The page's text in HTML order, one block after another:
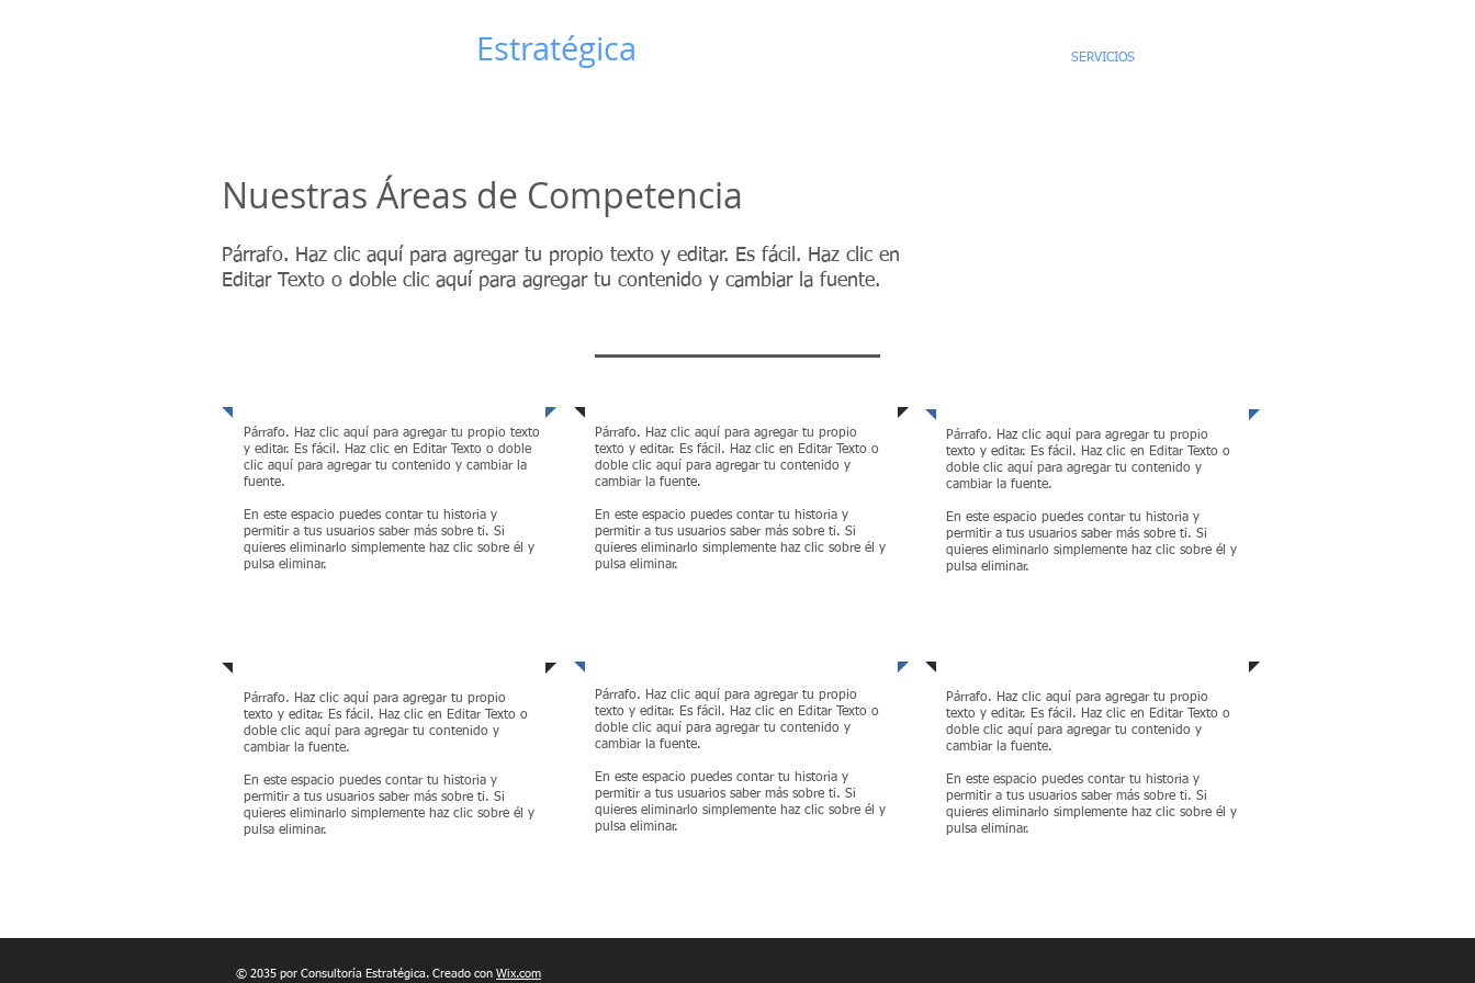
Estratégica SERVICIOS
Nuestras Áreas de Competencia
Párrafo. Haz clic aquí para agregar tu propio texto y editar. Es fácil. Haz clic en
Editar Texto o doble clic aquí para agregar tu contenido y cambiar la fuente.
Párrafo. Haz clic aquí para agregar tu propio texto
y editar. Es fácil. Haz clic en Editar Texto o doble
clic aquí para agregar tu contenido y cambiar la
fuente.
En este espacio puedes contar tu historia y
permitir a tus usuarios saber más sobre ti. Si
quieres eliminarlo simplemente haz clic sobre él y
pulsa eliminar.
Párrafo. Haz clic aquí para agregar tu propio
texto y editar. Es fácil. Haz clic en Editar Texto o
doble clic aquí para agregar tu contenido y
cambiar la fuente.
En este espacio puedes contar tu historia y
permitir a tus usuarios saber más sobre ti. Si
quieres eliminarlo simplemente haz clic sobre él y
pulsa eliminar.
Párrafo. Haz clic aquí para agregar tu propio
texto y editar. Es fácil. Haz clic en Editar Texto o
doble clic aquí para agregar tu contenido y
cambiar la fuente.
En este espacio puedes contar tu historia y
permitir a tus usuarios saber más sobre ti. Si
quieres eliminarlo simplemente haz clic sobre él y
pulsa eliminar.
Párrafo. Haz clic aquí para agregar tu propio
texto y editar. Es fácil. Haz clic en Editar Texto o
doble clic aquí para agregar tu contenido y
cambiar la fuente.
En este espacio puedes contar tu historia y
permitir a tus usuarios saber más sobre ti. Si
quieres eliminarlo simplemente haz clic sobre él y
pulsa eliminar.
Párrafo. Haz clic aquí para agregar tu propio
texto y editar. Es fácil. Haz clic en Editar Texto o
doble clic aquí para agregar tu contenido y
cambiar la fuente.
En este espacio puedes contar tu historia y
permitir a tus usuarios saber más sobre ti. Si
quieres eliminarlo simplemente haz clic sobre él y
pulsa eliminar.
Párrafo. Haz clic aquí para agregar tu propio
texto y editar. Es fácil. Haz clic en Editar Texto o
doble clic aquí para agregar tu contenido y
cambiar la fuente.
En este espacio puedes contar tu historia y
permitir a tus usuarios saber más sobre ti. Si
quieres eliminarlo simplemente haz clic sobre él y
pulsa eliminar.
© 2035 por Consultoría Estratégica. Creado con Wix.com